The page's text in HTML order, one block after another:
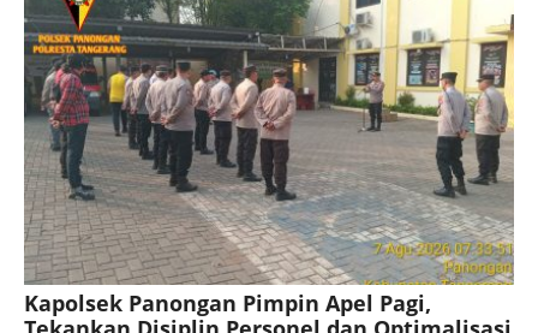
Kapolsek Panongan Pimpin Apel Pagi,